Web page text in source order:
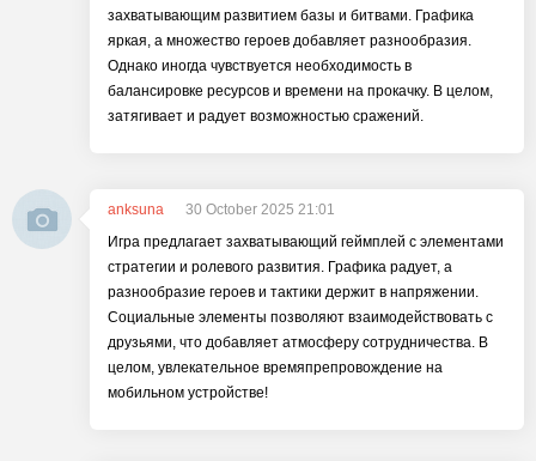
захватывающим развитием базы и битвами. Графика
яркая, а множество героев добавляет разнообразия.
Однако иногда чувствуется необходимость в
балансировке ресурсов и времени на прокачку. В целом,
затягивает и радует возможностью сражений.
anksuna
30 October 2025 21:01
Игра предлагает захватывающий геймплей с элементами
стратегии и ролевого развития. Графика радует, а
разнообразие героев и тактики держит в напряжении.
Социальные элементы позволяют взаимодействовать с
друзьями, что добавляет атмосферу сотрудничества. В
целом, увлекательное времяпрепровождение на
мобильном устройстве!